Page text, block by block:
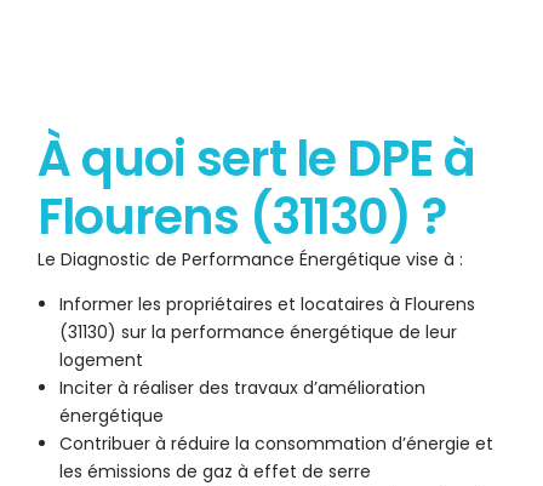
À quoi sert le DPE à
Flourens (31130) ?
Le Diagnostic de Performance Énergétique vise à :
Informer les propriétaires et locataires à Flourens
(31130) sur la performance énergétique de leur
logement
Inciter à réaliser des travaux d’amélioration
énergétique
Contribuer à réduire la consommation d’énergie et
les émissions de gaz à effet de serre